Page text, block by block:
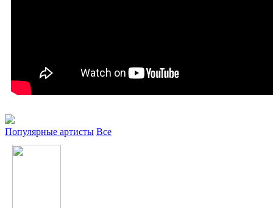
Популярные артисты Все